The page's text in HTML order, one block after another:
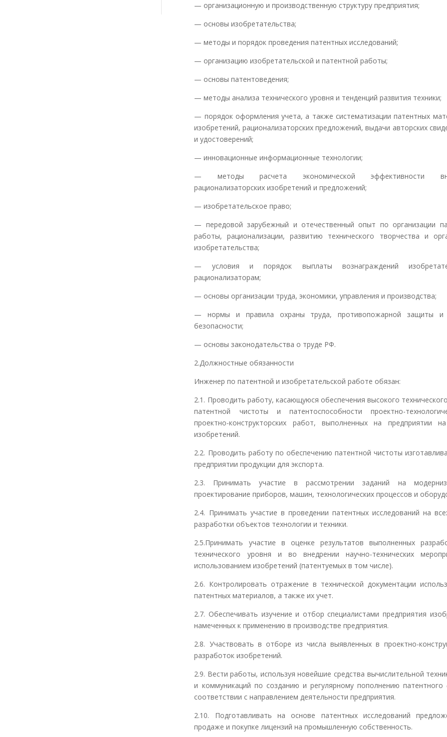
— организационную и производственную структуру предприятия;
— основы изобретательства;
— методы и порядок проведения патентных исследований;
— организацию изобретательской и патентной работы;
— основы патентоведения;
— методы анализа технического уровня и тенденций развития техники;
— порядок оформления учета, а также систематизации патентных
изобретений, рационализаторских предложений, выдачи авторских
и удостоверений;
— инновационные информационные технологии;
— методы расчета экономической эффективности
рационализаторских изобретений и предложений;
— изобретательское право;
— передовой зарубежный и отечественный опыт по организации
работы, рационализации, развитию технического творчества и
изобретательства;
— условия и порядок выплаты вознаграждений
рационализаторам;
— основы организации труда, экономики, управления и производства;
— нормы и правила охраны труда, противопожарной защиты и
безопасности;
— основы законодательства о труде РФ.
2.Должностные обязанности
Инженер по патентной и изобретательской работе обязан:
2.1. Проводить работу, касающуюся обеспечения высокого
патентной чистоты и патентоспособности проектно-
проектно-конструкторских работ, выполненных на предприятии
изобретений.
2.2. Проводить работу по обеспечению патентной чистоты
предприятии продукции для экспорта.
2.3. Принимать участие в рассмотрении заданий на
проектирование приборов, машин, технологических процессов и
2.4. Принимать участие в проведении патентных исследований на
разработки объектов технологии и техники.
2.5.Принимать участие в оценке результатов выполненных
технического уровня и во внедрении научно-технических
использованием изобретений (патентуемых в том числе).
2.6. Контролировать отражение в технической документации
патентных материалов, а также их учет.
2.7. Обеспечивать изучение и отбор специалистами предприятия
намеченных к применению в производстве предприятия.
2.8. Участвовать в отборе из числа выявленных в проектно-
разработок изобретений.
2.9. Вести работы, используя новейшие средства вычислительной
и коммуникаций по созданию и регулярному пополнению
соответствии с направлением деятельности предприятия.
2.10. Подготавливать на основе патентных исследований
продаже и покупке лицензий на промышленную собственность.